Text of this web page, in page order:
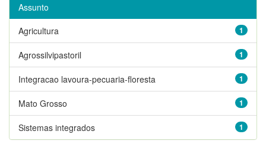
Assunto
1
Agricultura
1
Agrossilvipastoril
1
Integracao lavoura-pecuaria-floresta
1
Mato Grosso
1
Sistemas integrados